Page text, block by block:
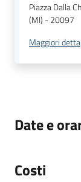
Piazza Dalla
(MI) - 20097
Maggiori
Date e
Costi